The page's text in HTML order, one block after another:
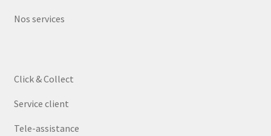
Nos services
Click & Collect
Service client
Tele-assistance